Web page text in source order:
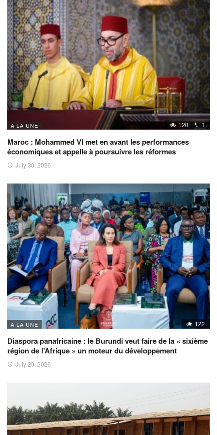
A LA UNE 120 1
Maroc : Mohammed VI met en avant les performances
économiques et appelle à poursuivre les réformes
July 30, 2026
A LA UNE 122
Diaspora panafricaine : le Burundi veut faire de la « sixième
région de l’Afrique » un moteur du développement
July 29, 2026